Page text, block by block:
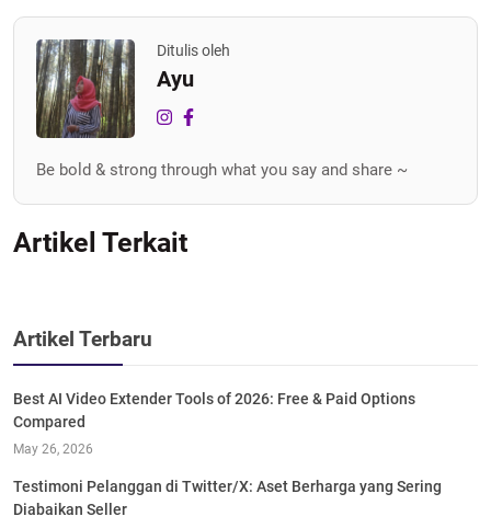
Ditulis oleh
Ayu
Be bold & strong through what you say and share ~
Artikel Terkait
Artikel Terbaru
Best AI Video Extender Tools of 2026: Free & Paid Options
Compared
May 26, 2026
Testimoni Pelanggan di Twitter/X: Aset Berharga yang Sering
Diabaikan Seller